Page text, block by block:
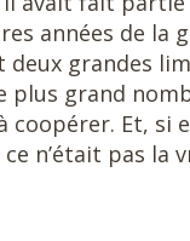
années de la
grandes
grand
coopérer. Et, si
n’était pas la